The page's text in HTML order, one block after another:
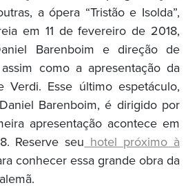
a ópera “Tristão e Isolda”,
em 11 de fevereiro de 2018,
Barenboim e direção de
como a apresentação da
Verdi. Esse último espetáculo,
Barenboim, é dirigido por
apresentação acontece em
Reserve seu hotel próximo à
conhecer essa grande obra da